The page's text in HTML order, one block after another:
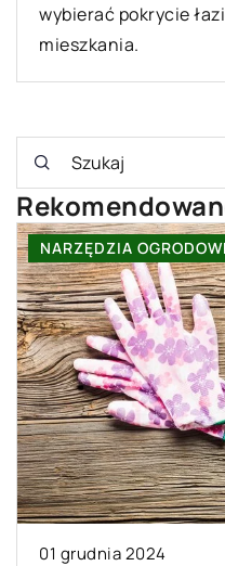
wybierać pokrycie
mieszkania.
INNE
03 października 2023